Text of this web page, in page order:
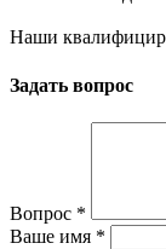
Наши
Задать вопрос
Вопрос *
Ваше имя *